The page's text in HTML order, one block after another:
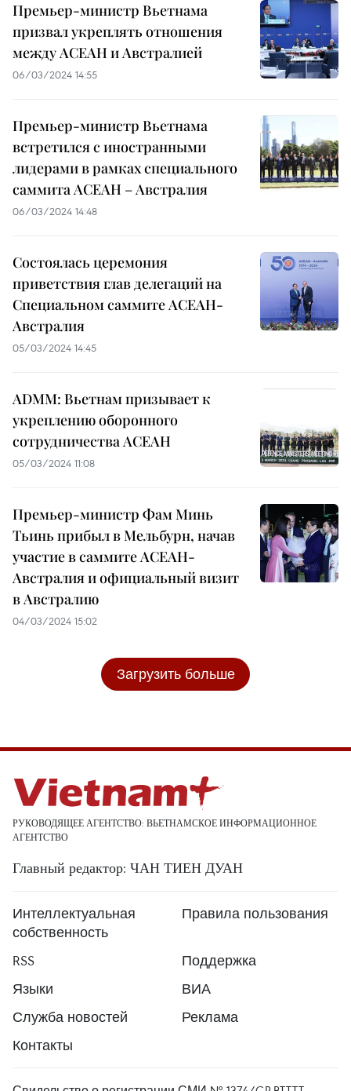
Премьер-министр Вьетнама
призвал укреплять отношения
между АСЕАН и Австралией
06/03/2024 14:55
Премьер-министр Вьетнама
встретился с иностранными
лидерами в рамках специального
саммита АСЕАН – Австралия
06/03/2024 14:48
Состоялась церемония
приветствия глав делегаций на
Специальном саммите АСЕАН-
Австралия
05/03/2024 14:45
ADMM: Вьетнам призывает к
укреплению оборонного
сотрудничества АСЕАН
05/03/2024 11:08
Премьер-министр Фам Минь
Тьинь прибыл в Мельбурн, начав
участие в саммите АСЕАН-
Австралия и официальный визит
в Австралию
04/03/2024 15:02
Загрузить больше
РУКОВОДЯЩЕЕ АГЕНТСТВО: ВЬЕТНАМСКОЕ ИНФОРМАЦИОННОЕ
АГЕНТСТВО
Главный редактор: ЧАН ТИЕН ДУАН
Интеллектуальная
собственность
Правила пользования
RSS
Поддержка
Языки
ВИА
Служба новостей
Реклама
Контакты